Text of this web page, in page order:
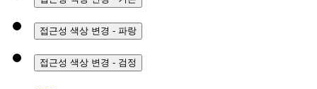
접근성 색상 변경 - 파랑
접근성 색상 변경 - 검정